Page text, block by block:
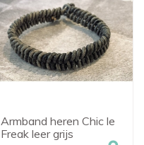
Armband heren Chic le
Freak leer grijs